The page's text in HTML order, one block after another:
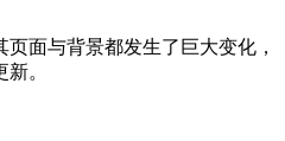
面与背景都发生了巨大变化，
。